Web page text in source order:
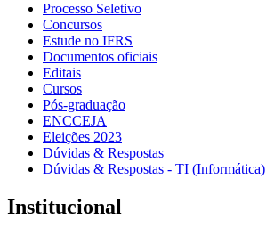
Processo Seletivo
Concursos
Estude no IFRS
Documentos oficiais
Editais
Cursos
Pós-graduação
ENCCEJA
Eleições 2023
Dúvidas & Respostas
Dúvidas & Respostas - TI (Informática)
Institucional